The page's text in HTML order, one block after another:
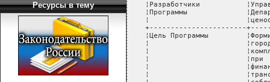
Ресурсы в тему